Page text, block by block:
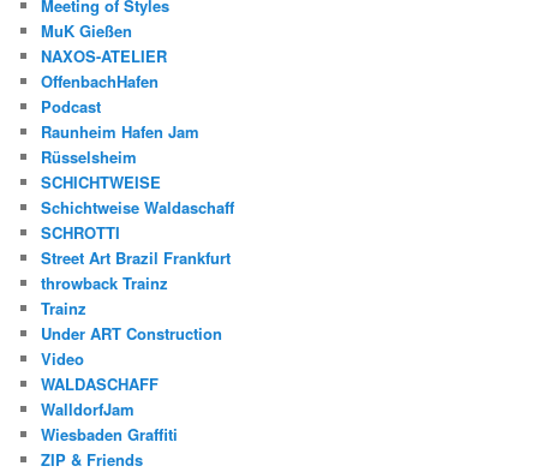
Meeting of Styles
MuK Gießen
NAXOS-ATELIER
OffenbachHafen
Podcast
Raunheim Hafen Jam
Rüsselsheim
SCHICHTWEISE
Schichtweise Waldaschaff
SCHROTTI
Street Art Brazil Frankfurt
throwback Trainz
Trainz
Under ART Construction
Video
WALDASCHAFF
WalldorfJam
Wiesbaden Graffiti
ZIP & Friends